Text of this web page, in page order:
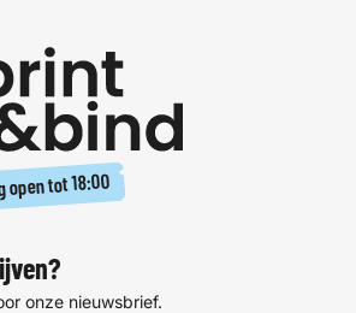
open tot18:00
onze nieuwsbrief.